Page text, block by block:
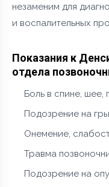
незаменим для
и воспалительных
Показания к
отдела
Боль в спине, шее,
Подозрение на
Онемение,
Травма
Подозрение на